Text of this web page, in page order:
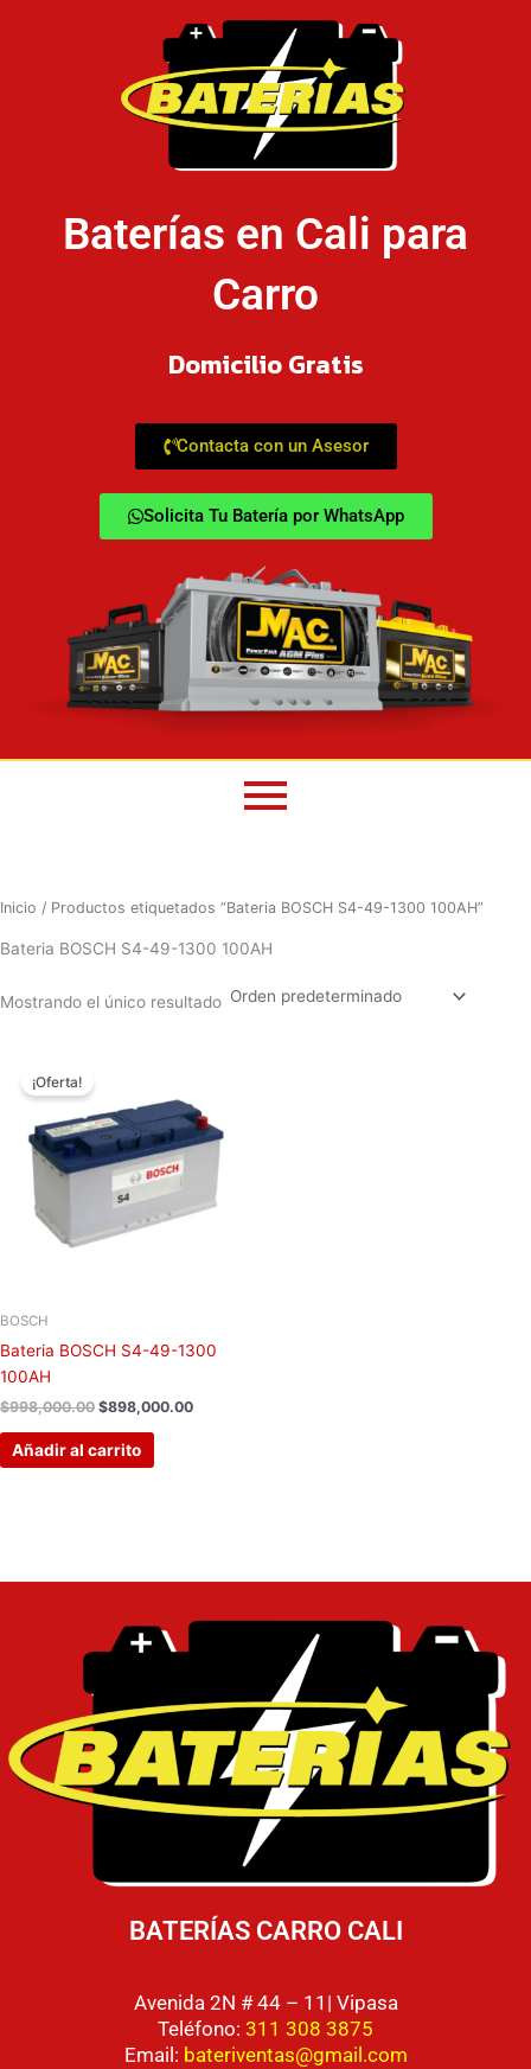
Baterías en Cali para
Carro
Domicilio Gratis
Contacta con un Asesor
Solicita Tu Batería por WhatsApp
Inicio / Productos etiquetados “Bateria BOSCH S4-49-1300 100AH”
Bateria BOSCH S4-49-1300 100AH
Mostrando el único resultado
¡Oferta!
BOSCH
Bateria BOSCH S4-49-1300
100AH
$998,000.00
era:
$998,000.00.
$898,000.00
es:
$898,000.00.
Añadir al carrito
BATERÍAS CARRO CALI
Avenida 2N # 44 – 11| Vipasa
Teléfono: 311 308 3875
Email: bateriventas@gmail.com